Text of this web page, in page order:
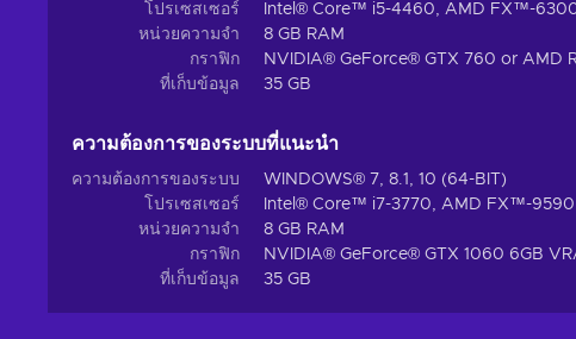
โปรเซสเซอร์
Intel® Core™ i5-4460, AMD FX™-
หน่วยความจำ
8 GB RAM
กราฟิก
NVIDIA® GeForce® GTX 760 or AMD
ที่เก็บข้อมูล
35 GB
ความต้องการของระบบที่แนะนํา
ความต้องการของระบบ
WINDOWS® 7, 8.1, 10 (64-BIT)
โปรเซสเซอร์
Intel® Core™ i7-3770, AMD FX™-9590
หน่วยความจำ
8 GB RAM
กราฟิก
NVIDIA® GeForce® GTX 1060 6GB
ที่เก็บข้อมูล
35 GB